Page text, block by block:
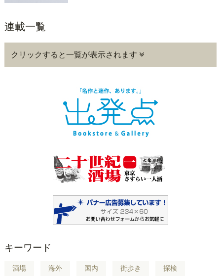
連載一覧
クリックすると一覧が表示されます
キーワード
酒場 海外 国内 街歩き 探検